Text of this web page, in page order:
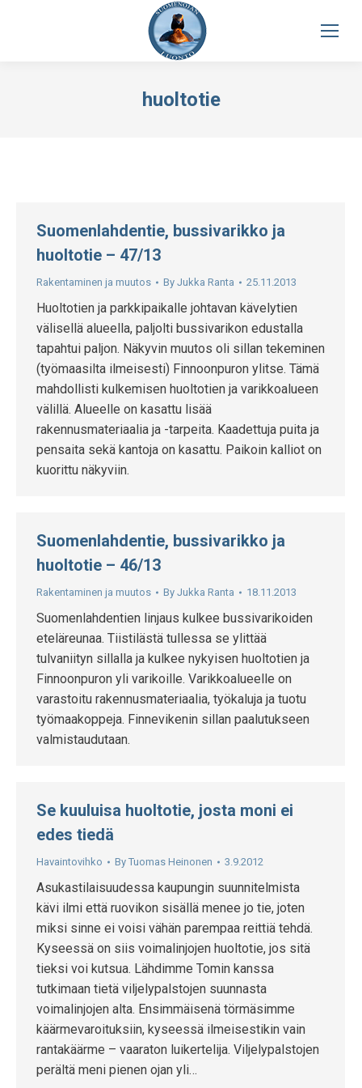
huoltotie
Suomenlahdentie, bussivarikko ja
huoltotie – 47/13
Rakentaminen ja muutos By Jukka Ranta 25.11.2013
Huoltotien ja parkkipaikalle johtavan kävelytien
välisellä alueella, paljolti bussivarikon edustalla
tapahtui paljon. Näkyvin muutos oli sillan tekeminen
(työmaasilta ilmeisesti) Finnoonpuron ylitse. Tämä
mahdollisti kulkemisen huoltotien ja varikkoalueen
välillä. Alueelle on kasattu lisää
rakennusmateriaalia ja -tarpeita. Kaadettuja puita ja
pensaita sekä kantoja on kasattu. Paikoin kalliot on
kuorittu näkyviin.
Suomenlahdentie, bussivarikko ja
huoltotie – 46/13
Rakentaminen ja muutos By Jukka Ranta 18.11.2013
Suomenlahdentien linjaus kulkee bussivarikoiden
eteläreunaa. Tiistilästä tullessa se ylittää
tulvaniityn sillalla ja kulkee nykyisen huoltotien ja
Finnoonpuron yli varikoille. Varikkoalueelle on
varastoitu rakennusmateriaalia, työkaluja ja tuotu
työmaakoppeja. Finnevikenin sillan paalutukseen
valmistaudutaan.
Se kuuluisa huoltotie, josta moni ei
edes tiedä
Havaintovihko By Tuomas Heinonen 3.9.2012
Asukastilaisuudessa kaupungin suunnitelmista
kävi ilmi että ruovikon sisällä menee jo tie, joten
miksi sinne ei voisi vähän parempaa reittiä tehdä.
Kyseessä on siis voimalinjojen huoltotie, jos sitä
tieksi voi kutsua. Lähdimme Tomin kanssa
tutkimaan tietä viljelypalstojen suunnasta
voimalinjojen alta. Ensimmäisenä törmäsimme
käärmevaroituksiin, kyseessä ilmeisestikin vain
rantakäärme – vaaraton luikertelija. Viljelypalstojen
perältä meni pienen ojan yli…